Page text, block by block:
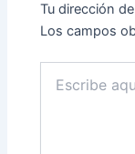
Tu dirección
Los campos
aquí...